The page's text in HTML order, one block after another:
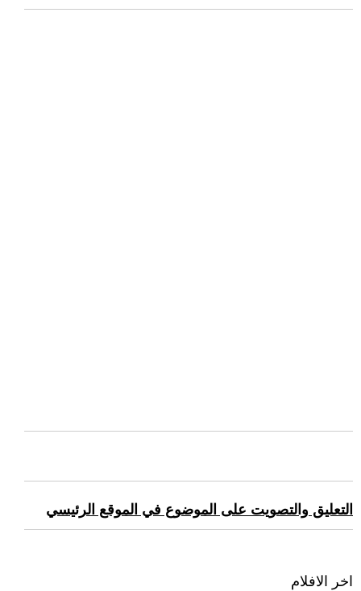
التعليق والتصويت على الموضوع في الموقع الرئيسي
اخر الافلام